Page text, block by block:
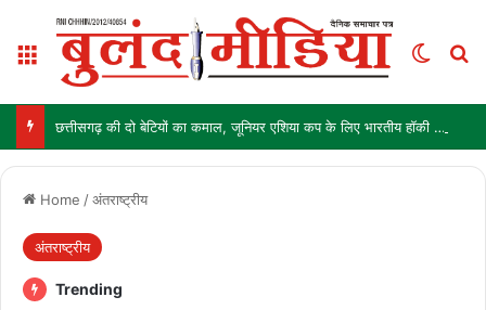
Menu
छत्तीसगढ़ की दो बेटियों का कमाल, जूनियर एशिया कप के लिए भारतीय हॉकी टीम में चयन
Home /अंतराष्ट्रीय
अंतराष्ट्रीय
Trending